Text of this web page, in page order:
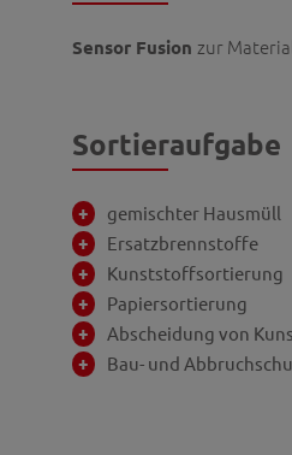
Sensor Fusion zur
Sortieraufgabe
gemischter Hausmüll
Ersatzbrennstoffe
Kunststoffsortierung
Papiersortierung
Abscheidung von
Bau- und